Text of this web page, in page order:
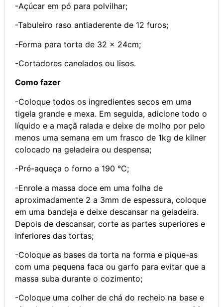
-Açúcar em pó para polvilhar;
-Tabuleiro raso antiaderente de 12 furos;
-Forma para torta de 32 x 24cm;
-Cortadores canelados ou lisos.
Como fazer
-Coloque todos os ingredientes secos em uma
tigela grande e mexa. Em seguida, adicione todo o
líquido e a maçã ralada e deixe de molho por pelo
menos uma semana em um frasco de 1kg de kilner
colocado na geladeira ou despensa;
-Pré-aqueça o forno a 190 °C;
-Enrole a massa doce em uma folha de
aproximadamente 2 a 3mm de espessura, coloque
em uma bandeja e deixe descansar na geladeira.
Depois de descansar, corte as partes superiores e
inferiores das tortas;
-Coloque as bases da torta na forma e pique-as
com uma pequena faca ou garfo para evitar que a
massa suba durante o cozimento;
-Coloque uma colher de chá do recheio na base e